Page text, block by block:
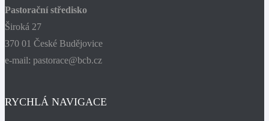
Pastorační středisko
Široká 27
370 01 České Budějovice
e-mail: pastorace@bcb.cz
RYCHLÁ NAVIGACE